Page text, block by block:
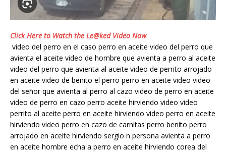
Click Here to Watch the Le@ked Video Now
video del perro en el caso perro en aceite video del perro que
avienta el aceite video de hombre que avienta a perro al aceite
video del perro que avienta al aceite video de perrito arrojado
en aceite video de benito el perro perro en aceite video video
del señor que avienta al perro al cazo video de perro en aceite
video de perro en cazo perro aceite hirviendo video video
perrito al aceite perro en aceite hirviendo video perro en aceite
hirviendo video perro en cazo de carnitas perro benito perro
arrojado en aceite hirviendo sergio n persona avienta a perro
en aceite hombre echa a perro en aceite hirviendo corea del